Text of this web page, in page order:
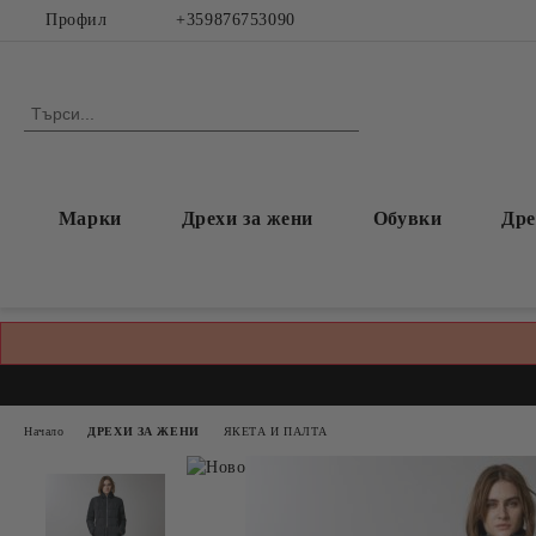
Профил +359876753090
Марки Дрехи за жени Обувки
Начало ДРЕХИ ЗА ЖЕНИ ЯКЕТА И ПАЛТА